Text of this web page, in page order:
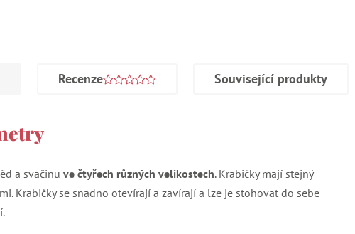
Recenze Související produkty
a svačinu ve čtyřech různých velikostech. Krabičky mají stejný
Krabičky se snadno otevírají a zavírají a lze je stohovat do sebe